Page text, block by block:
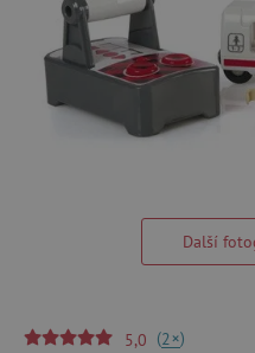
Další
5,0 (2+)